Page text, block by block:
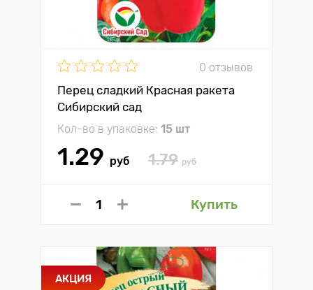
0 отзывов
Перец сладкий Красная ракета
Сибирский сад
Кол-во в упаковке: 15 шт
1.29 руб 1.79 руб
Купить
АКЦИЯ